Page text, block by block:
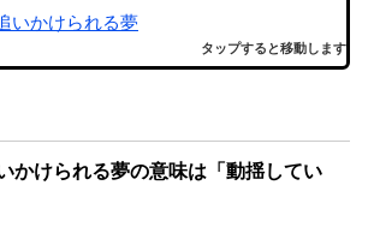
いかけられる夢
タップすると移動します
かけられる夢の意味は「動揺してい